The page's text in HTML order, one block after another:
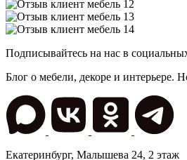
Подписывайтесь на нас в
Блог о мебели, декоре и интерьере.
Екатеринбург, Малышева 24, 2 этаж